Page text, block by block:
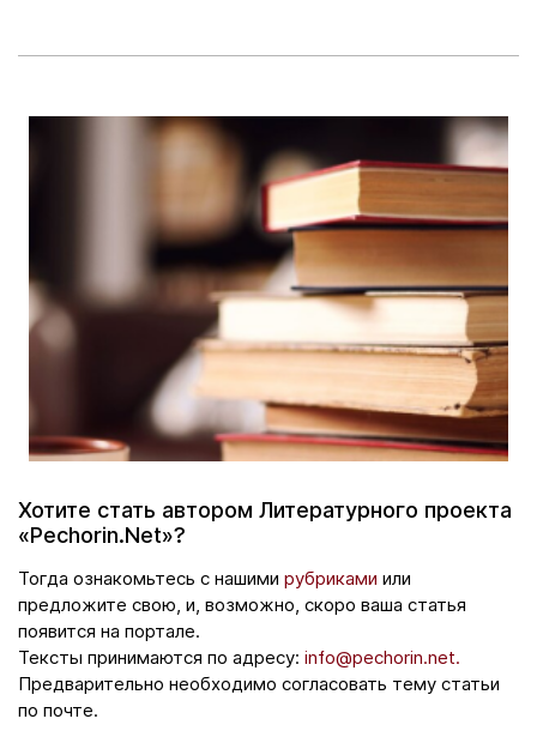
Хотите стать автором Литературного проекта
«Pechorin.Net»?
Тогда ознакомьтесь с нашими рубриками или
предложите свою, и, возможно, скоро ваша статья
появится на портале.
Тексты принимаются по адресу: info@pechorin.net.
Предварительно необходимо согласовать тему статьи
по почте.